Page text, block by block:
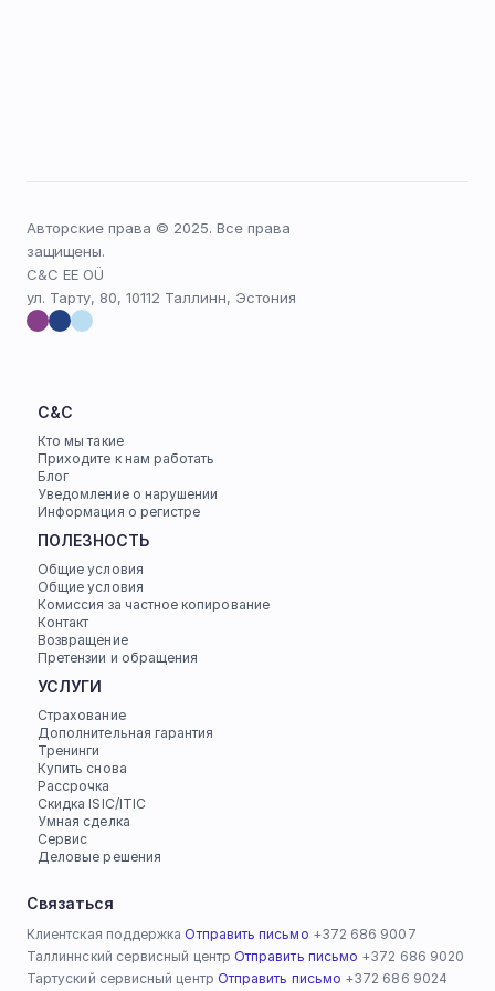
C&C
Кто мы такие
Приходите к нам работать
Блог
Уведомление о нарушении
Информация о регистре
ПОЛЕЗНОСТЬ
Общие условия
Общие условия
Комиссия за частное копирование
Контакт
Возвращение
Претензии и обращения
УСЛУГИ
Страхование
Дополнительная гарантия
Тренинги
Купить снова
Рассрочка
Скидка ISIC/ITIC
Умная сделка
Сервис
Деловые решения
Связаться
Клиентская поддержка Отправить письмо +372 686 9007
Таллиннский сервисный центр Отправить письмо +372 686 9020
Тартуский сервисный центр Отправить письмо +372 686 9024
Авторские права © 2025. Все права
защищены.
C&C EE OÜ
ул. Тарту, 80, 10112 Таллинн, Эстония